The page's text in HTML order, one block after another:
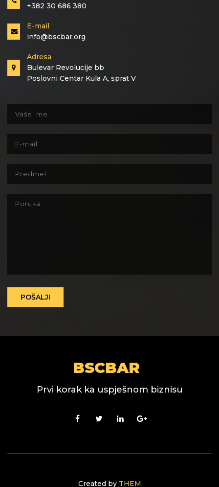
+382 30 686 380
E-mail
info@bscbar.org
Adresa
Bulevar Revolucije bb
Poslovni Centar Kula A, sprat V
POŠALJI
BSCBAR
Prvi korak ka uspješnom biznisu
Created by THEM